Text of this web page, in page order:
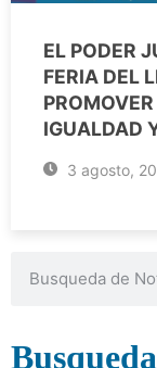
EL PODER
FERIA DEL
IGUALDAD
3 agosto,